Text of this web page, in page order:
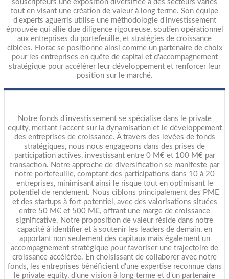
souscripteurs une exposition diversifiée à des secteurs variés
tout en visant une création de valeur à long terme. Son équipe
d'experts aguerris utilise une méthodologie d'investissement
éprouvée qui allie due diligence rigoureuse, soutien opérationnel
aux entreprises du portefeuille, et stratégies de croissance
ciblées. Florac se positionne ainsi comme un partenaire de choix
pour les entreprises en quête de capital et d'accompagnement
stratégique pour accélérer leur développement et renforcer leur
position sur le marché.
Notre fonds d'investissement se spécialise dans le private
equity, mettant l'accent sur la dynamisation et le développement
des entreprises de croissance. À travers des levées de fonds
stratégiques, nous nous engageons dans des prises de
participation actives, investissant entre 0 M€ et 100 M€ par
transaction. Notre approche de diversification se manifeste par
notre portefeuille, comptant des participations dans 10 à 20
entreprises, minimisant ainsi le risque tout en optimisant le
potentiel de rendement. Nous ciblons principalement des PME
et des startups à fort potentiel, avec des valorisations situées
entre 50 M€ et 500 M€, offrant une marge de croissance
significative. Notre proposition de valeur réside dans notre
capacité à identifier et à soutenir les leaders de demain, en
apportant non seulement des capitaux mais également un
accompagnement stratégique pour favoriser une trajectoire de
croissance accélérée. En choisissant de collaborer avec notre
fonds, les entreprises bénéficient d'une expertise reconnue dans
le private equity, d'une vision à long terme et d'un partenaire